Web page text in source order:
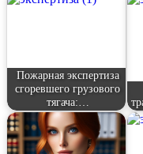
Пожарная экспертиза
сгоревшего грузового
тягача:…